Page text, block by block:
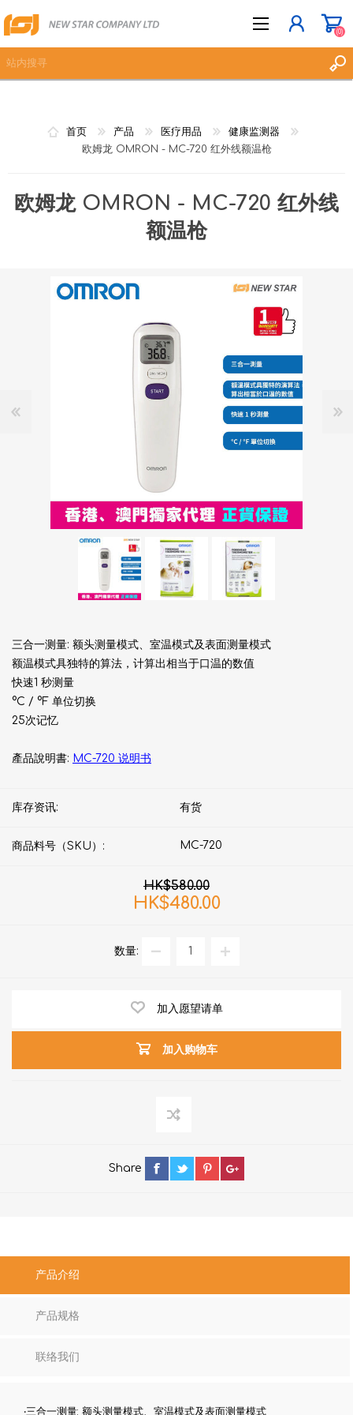
立即登记
(0)
首页 产品 医疗用品
健康监测器
欧姆龙 OMRON - MC-720 红外线额温枪
欧姆龙 OMRON - MC-720 红外线
额温枪
三合一测量: 额头测量模式、室温模式及表面测量模式
额温模式具独特的算法，计算出相当于口温的数值
快速1 秒测量
°C / °F 单位切换
25次记忆
產品說明書: MC-720 说明书
库存资讯: 有货
商品料号（SKU）: MC-720
HK$580.00
HK$480.00
数量:
加入愿望请单
加入购物车
Share
产品介绍
产品规格
联络我们
‧三合一测量: 额头测量模式、室温模式及表面测量模式